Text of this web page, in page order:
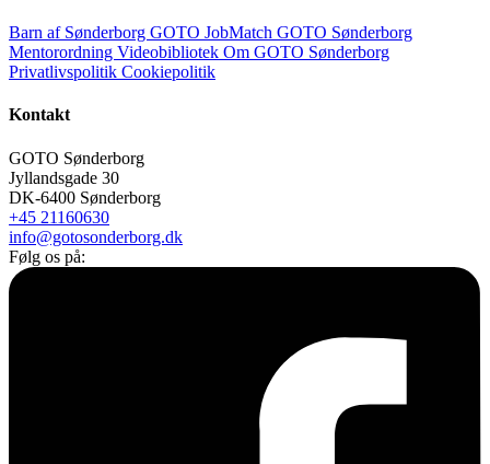
Barn af Sønderborg GOTO JobMatch GOTO Sønderborg
Mentorordning Videobibliotek Om GOTO Sønderborg
Privatlivspolitik Cookiepolitik
Kontakt
GOTO Sønderborg
Jyllandsgade 30
DK-6400 Sønderborg
+45 21160630
info@gotosonderborg.dk
Følg os på: